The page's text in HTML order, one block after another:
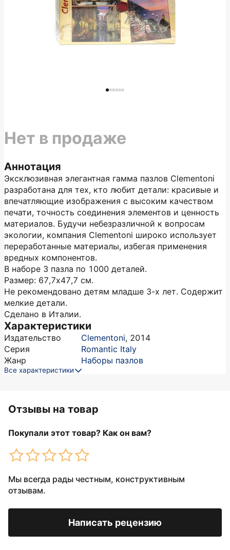
Аннотация
Эксклюзивная элегантная гамма пазлов Clementoni
разработана для тех, кто любит детали: красивые и
впечатляющие изображения с высоким качеством
печати, точность соединения элементов и ценность
материалов. Будучи небезразличной к вопросам
экологии, компания Clementoni широко использует
переработанные материалы, избегая применения
вредных компонентов.
В наборе 3 пазла по 1000 деталей.
Размер: 67,7х47,7 см.
Не рекомендовано детям младше 3-х лет. Содержит
мелкие детали.
Сделано в Италии.
Характеристики
Издательство Clementoni, 2014
Серия
Romantic Italy
Жанр
Наборы пазлов
Все характеристики
Нет в продаже
Отзывы на товар
Покупали этот товар? Как он вам?
Мы всегда рады честным, конструктивным
отзывам.
Написать рецензию